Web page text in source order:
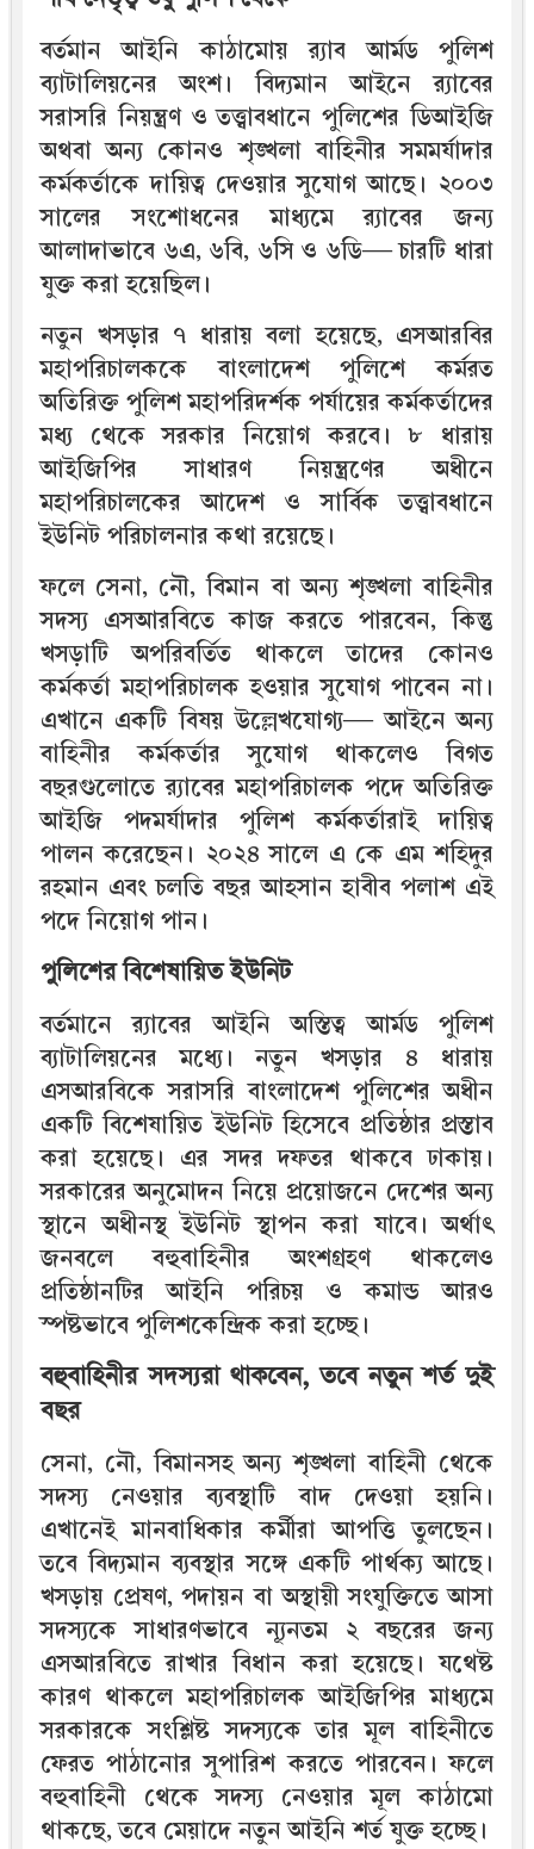
বর্তমান আইনি কাঠামোয় র‍্যাব আর্মড পুলিশ
ব্যাটালিয়নের অংশ। বিদ্যমান আইনে র‍্যাবের
সরাসরি নিয়ন্ত্রণ ও তত্ত্বাবধানে পুলিশের ডিআইজি
অথবা অন্য কোনও শৃঙ্খলা বাহিনীর সমমর্যাদার
কর্মকর্তাকে দায়িত্ব দেওয়ার সুযোগ আছে। ২০০৩
সালের সংশোধনের মাধ্যমে র‍্যাবের জন্য
আলাদাভাবে ৬এ, ৬বি, ৬সি ও ৬ডি— চারটি ধারা
যুক্ত করা হয়েছিল।
নতুন খসড়ার ৭ ধারায় বলা হয়েছে, এসআরবির
মহাপরিচালককে বাংলাদেশ পুলিশে কর্মরত
অতিরিক্ত পুলিশ মহাপরিদর্শক পর্যায়ের কর্মকর্তাদের
মধ্য থেকে সরকার নিয়োগ করবে। ৮ ধারায়
আইজিপির সাধারণ নিয়ন্ত্রণের অধীনে
মহাপরিচালকের আদেশ ও সার্বিক তত্ত্বাবধানে
ইউনিট পরিচালনার কথা রয়েছে।
ফলে সেনা, নৌ, বিমান বা অন্য শৃঙ্খলা বাহিনীর
সদস্য এসআরবিতে কাজ করতে পারবেন, কিন্তু
খসড়াটি অপরিবর্তিত থাকলে তাদের কোনও
কর্মকর্তা মহাপরিচালক হওয়ার সুযোগ পাবেন না।
এখানে একটি বিষয় উল্লেখযোগ্য— আইনে অন্য
বাহিনীর কর্মকর্তার সুযোগ থাকলেও বিগত
বছরগুলোতে র‍্যাবের মহাপরিচালক পদে অতিরিক্ত
আইজি পদমর্যাদার পুলিশ কর্মকর্তারাই দায়িত্ব
পালন করেছেন। ২০২৪ সালে এ কে এম শহিদুর
রহমান এবং চলতি বছর আহসান হাবীব পলাশ এই
পদে নিয়োগ পান।
পুলিশের বিশেষায়িত ইউনিট
বর্তমানে র‍্যাবের আইনি অস্তিত্ব আর্মড পুলিশ
ব্যাটালিয়নের মধ্যে। নতুন খসড়ার ৪ ধারায়
এসআরবিকে সরাসরি বাংলাদেশ পুলিশের অধীন
একটি বিশেষায়িত ইউনিট হিসেবে প্রতিষ্ঠার প্রস্তাব
করা হয়েছে। এর সদর দফতর থাকবে ঢাকায়।
সরকারের অনুমোদন নিয়ে প্রয়োজনে দেশের অন্য
স্থানে অধীনস্থ ইউনিট স্থাপন করা যাবে। অর্থাৎ
জনবলে বহুবাহিনীর অংশগ্রহণ থাকলেও
প্রতিষ্ঠানটির আইনি পরিচয় ও কমান্ড আরও
স্পষ্টভাবে পুলিশকেন্দ্রিক করা হচ্ছে।
বহুবাহিনীর সদস্যরা থাকবেন, তবে নতুন শর্ত দুই
বছর
সেনা, নৌ, বিমানসহ অন্য শৃঙ্খলা বাহিনী থেকে
সদস্য নেওয়ার ব্যবস্থাটি বাদ দেওয়া হয়নি।
এখানেই মানবাধিকার কর্মীরা আপত্তি তুলছেন।
তবে বিদ্যমান ব্যবস্থার সঙ্গে একটি পার্থক্য আছে।
খসড়ায় প্রেষণ, পদায়ন বা অস্থায়ী সংযুক্তিতে আসা
সদস্যকে সাধারণভাবে ন্যূনতম ২ বছরের জন্য
এসআরবিতে রাখার বিধান করা হয়েছে। যথেষ্ট
কারণ থাকলে মহাপরিচালক আইজিপির মাধ্যমে
সরকারকে সংশ্লিষ্ট সদস্যকে তার মূল বাহিনীতে
ফেরত পাঠানোর সুপারিশ করতে পারবেন। ফলে
বহুবাহিনী থেকে সদস্য নেওয়ার মূল কাঠামো
থাকছে, তবে মেয়াদে নতুন আইনি শর্ত যুক্ত হচ্ছে।